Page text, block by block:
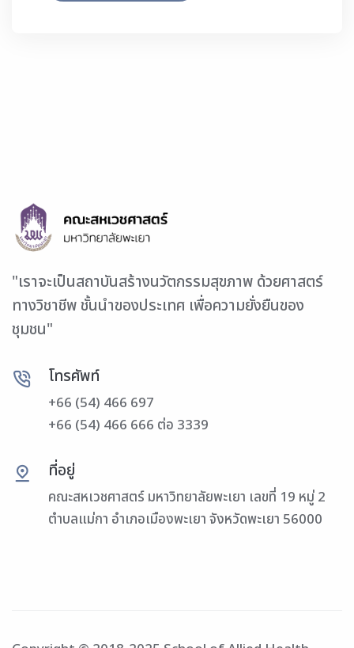
"เราจะเป็นสถาบันสร้างนวัตกรรมสุขภาพ ด้วยศาสตร์
ทางวิชาชีพ ชั้นนำของประเทศ เพื่อความยั่งยืนของ
ชุมชน"
โทรศัพท์
+66 (54) 466 697
+66 (54) 466 666 ต่อ 3339
ที่อยู่
คณะสหเวชศาสตร์ มหาวิทยาลัยพะเยา เลขที่ 19 หมู่ 2
ตำบลแม่กา อำเภอเมืองพะเยา จังหวัดพะเยา 56000